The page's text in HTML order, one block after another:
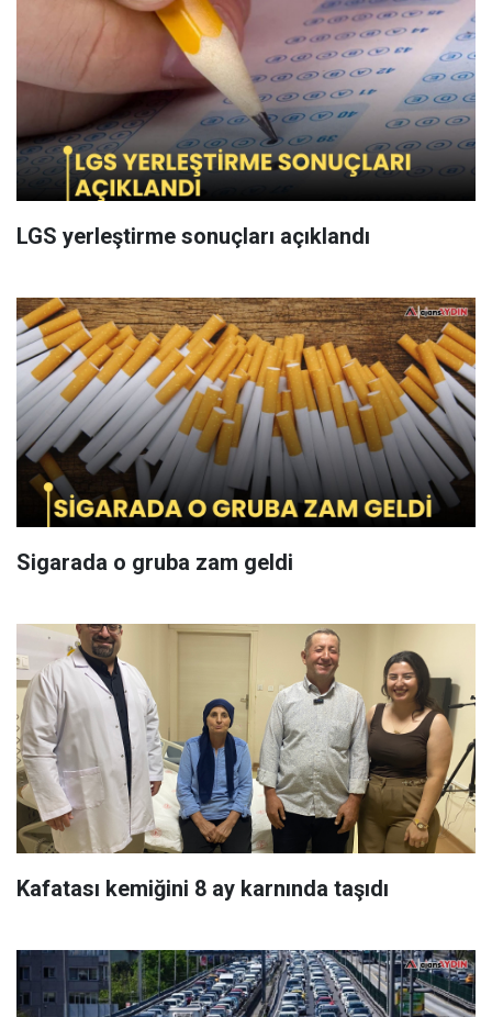
LGS yerleştirme sonuçları açıklandı
Sigarada o gruba zam geldi
Kafatası kemiğini 8 ay karnında taşıdı